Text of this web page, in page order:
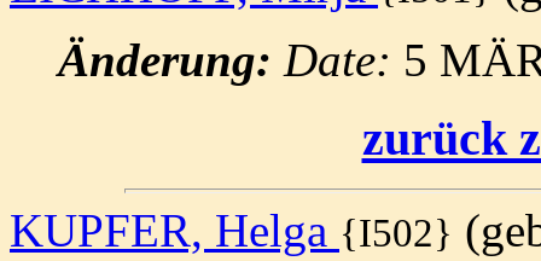
Änderung: Date: 5
zurück
KUPFER, Helga {I502}